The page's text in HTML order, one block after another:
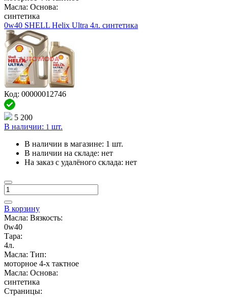
Масла: Основа:
синтетика
0w40 SHELL Helix Ultra 4л. синтетика
Код: 00000012746
5 200
В наличии: 1 шт.
В наличии в магазине: 1 шт.
В наличии на складе: нет
На заказ с удалёного склада: нет
В корзину
Масла: Вязкость:
0w40
Тара:
4л.
Масла: Тип:
моторное 4-х тактное
Масла: Основа:
синтетика
Страницы: